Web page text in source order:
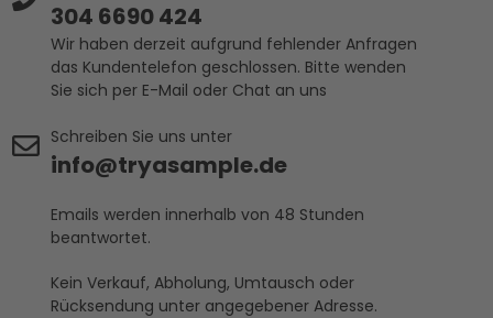
304 6690 424
Wir haben derzeit aufgrund fehlender Anfragen
das Kundentelefon geschlossen. Bitte wenden
Sie sich per E-Mail oder Chat an uns
Schreiben Sie uns unter
info@tryasample.de
Emails werden innerhalb von 48 Stunden
beantwortet.
Kein Verkauf, Abholung, Umtausch oder
Rücksendung unter angegebener Adresse.